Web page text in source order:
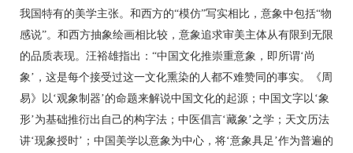
我国特有的美学主张。和西方的“模仿”写实相比，意象中包括“物
感说”。和西方抽象绘画相比较，意象追求审美主体从有限到无限
的品质表现。汪裕雄指出：“中国文化推崇重意象，即所谓‘尚
象’，这是每个接受过这一文化熏染的人都不难赞同的事实。《周
易》以‘观象制器’的命题来解说中国文化的起源；中国文字以‘象
形’为基础推衍出自己的构字法；中医倡言‘藏象’之学；天文历法
讲‘现象授时’；中国美学以意象为中心，将‘意象具足’作为普遍的